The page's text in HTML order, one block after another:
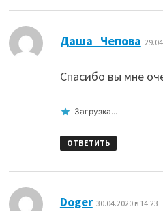
Даша_Чепова
Спасибо вы мне
Загрузка...
ОТВЕТИТЬ
Doger: 30.04.2020 в 14:23